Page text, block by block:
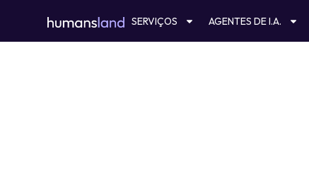
o
SERVIÇOS AGENTES DE I.A.